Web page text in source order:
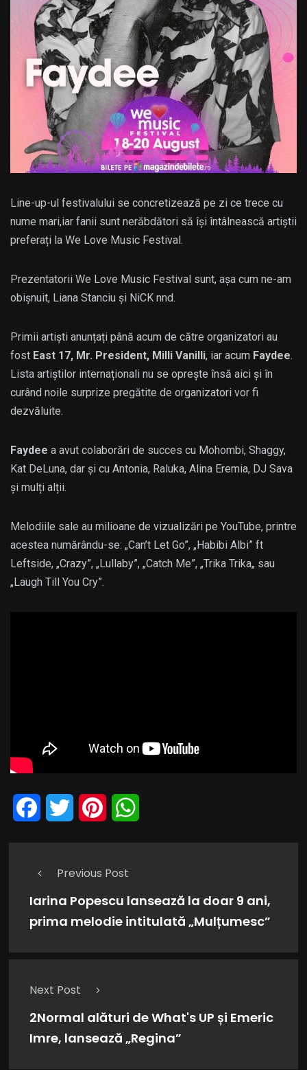
Line-up-ul festivalului se concretizează pe zi ce trece cu
nume mari,iar fanii sunt nerăbdători să își întâlnească artiștii
preferați la We Love Music Festival.
Prezentatorii We Love Music Festival sunt, așa cum ne-am
obișnuit, Liana Stanciu și NiCK nnd.
Primii artiști anunțați până acum de către organizatori au
fost East 17, Mr. President, Milli Vanilli, iar acum Faydee.
Lista artiștilor internaționali nu se oprește însă aici și în
curând noile surprize pregătite de organizatori vor fi
dezvăluite.
Faydee a avut colaborări de succes cu Mohombi, Shaggy,
Kat DeLuna, dar și cu Antonia, Raluka, Alina Eremia, DJ Sava
și mulți alții.
Melodiile sale au milioane de vizualizări pe YouTube, printre
acestea numărându-se: „Can’t Let Go”, „Habibi Albi” ft
Leftside, „Crazy”, „Lullaby”, „Catch Me”, „Trika Trika„ sau
„Laugh Till You Cry”.
Facebook
Twitter Pinterest
Previous Post
Iarina Popescu lansează la doar 9 ani,
prima melodie intitulată „Mulțumesc”
Next Post
2Normal alături de What's UP și Emeric
Imre, lansează „Regina”